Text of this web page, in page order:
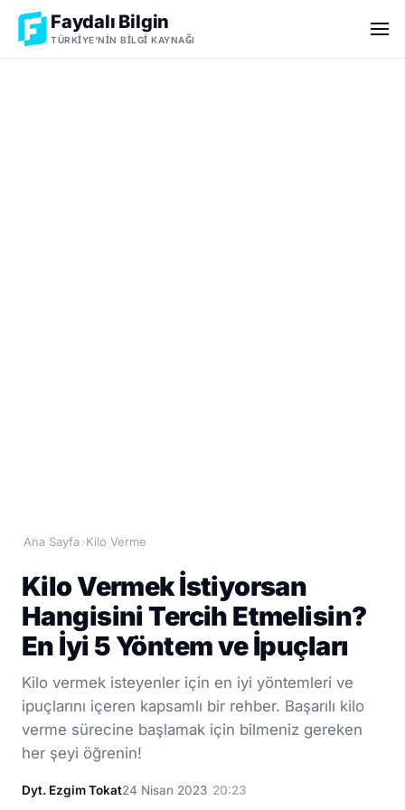
Faydalı Bilgin
TÜRKIYE'NIN BILGI KAYNAĞI
Ana Sayfa ›Kilo Verme
Kilo Vermek İstiyorsan
Hangisini Tercih Etmelisin?
En İyi 5 Yöntem ve İpuçları
Kilo vermek isteyenler için en iyi yöntemleri ve
ipuçlarını içeren kapsamlı bir rehber. Başarılı kilo
verme sürecine başlamak için bilmeniz gereken
her şeyi öğrenin!
Dyt. Ezgim Tokat24 Nisan 2023 20:23